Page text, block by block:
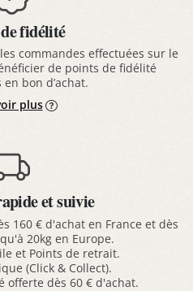
fidélité
commandes effectuées sur le
de points de fidélité
bon d’achat.
plus
et suivie
160 € d'achat en France et dès
20kg en Europe.
et Points de retrait.
(Click & Collect).
offerte dès 60 € d'achat.